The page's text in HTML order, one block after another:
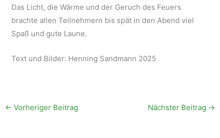
Das Licht, die Wärme und der Geruch des Feuers
brachte allen Teilnehmern bis spät in den Abend viel
Spaß und gute Laune.
Text und Bilder: Henning Sandmann 2025
← Vorheriger Beitrag Nächster Beitrag →